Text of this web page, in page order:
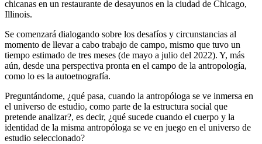
chicanas en un restaurante de desayunos en la ciudad de Chicago,
Illinois.
Se comenzará dialogando sobre los desafíos y circunstancias al
momento de llevar a cabo trabajo de campo, mismo que tuvo un
tiempo estimado de tres meses (de mayo a julio del 2022). Y, más
aún, desde una perspectiva pronta en el campo de la antropología,
como lo es la autoetnografía.
Preguntándome, ¿qué pasa, cuando la antropóloga se ve inmersa en
el universo de estudio, como parte de la estructura social que
pretende analizar?, es decir, ¿qué sucede cuando el cuerpo y la
identidad de la misma antropóloga se ve en juego en el universo de
estudio seleccionado?